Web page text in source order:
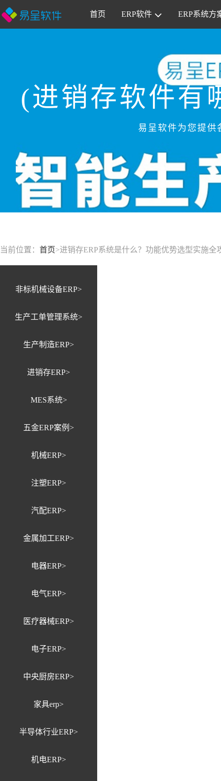
首页 ERP软件 ERP系统方
(进销存软件有
易呈软件为您提供
当前位置： 首页>进销存ERP系统是什么？功能优势选型实施全
非标机械设备ERP>
生产工单管理系统>
生产制造ERP>
进销存ERP>
MES系统>
五金ERP案例>
机械ERP>
注塑ERP>
汽配ERP>
金属加工ERP>
电器ERP>
电气ERP>
医疗器械ERP>
电子ERP>
中央厨房ERP>
家具erp>
半导体行业ERP>
机电ERP>